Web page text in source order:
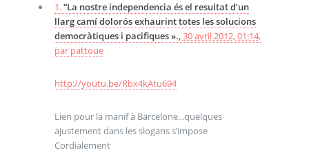
1.“La nostre independencia és el resultat d’un
llarg camí dolorós exhaurint totes les solucions
democràtiques i pacifiques ».,30 avril 2012, 01:14,
par pattoue
http://youtu.be/Rbx4kAtu694
Lien pour la manif à Barcelone...quelques
ajustement dans les slogans s’impose
Cordialement